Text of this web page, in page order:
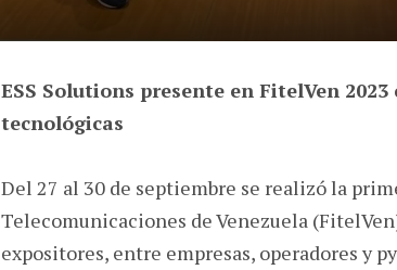
ESS Solutions presente en FitelVen
tecnológicas
Del 27 al 30 de septiembre se realizó la
Telecomunicaciones de Venezuela
expositores, entre empresas, operadores y